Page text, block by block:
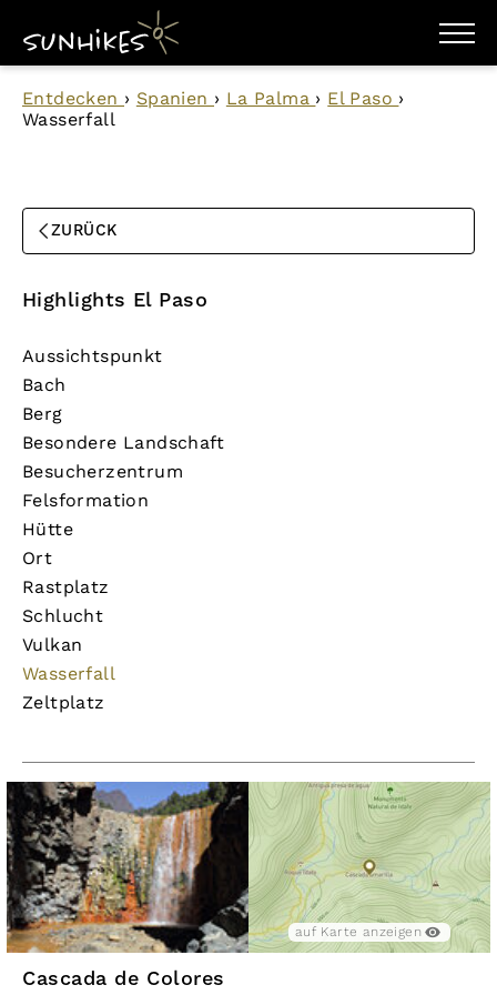
WANDERZIELE
WANDERUNGEN
ENTDECKEN
Entdecken › Spanien › La Palma › El Paso ›
Wasserfall
ZURÜCK
Highlights El Paso
Aussichtspunkt
Bach
Berg
Besondere Landschaft
Besucherzentrum
Felsformation
Hütte
Ort
Rastplatz
Schlucht
Vulkan
Wasserfall
Zeltplatz
auf Karte anzeigen
Cascada de Colores